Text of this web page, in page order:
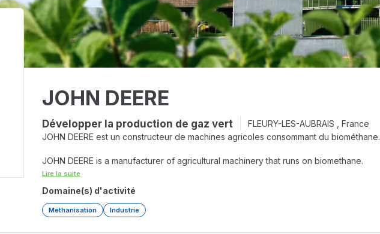
JOHN DEERE
Développer la production de gaz vert
FLEURY-LES-AUBRAIS , France
JOHN DEERE est un constructeur de machines agricoles consommant du biométhane.
JOHN DEERE is a manufacturer of agricultural machinery that runs on biomethane.
Lire la suite
Domaine(s) d'activité
Méthanisation Industrie